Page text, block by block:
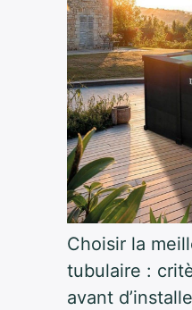
Choisir la
tubulaire :
avant